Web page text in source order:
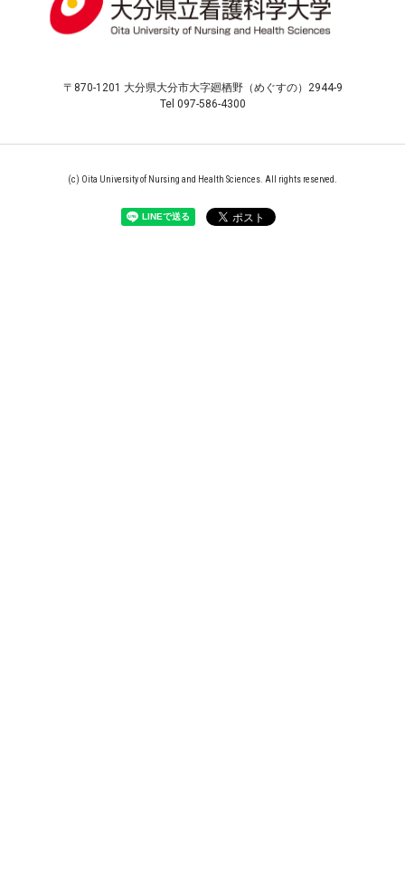
〒870-1201 大分県大分市大字廻栖野（めぐすの）2944-9
Tel 097-586-4300
(c) Oita University of Nursing and Health Sciences. All rights reserved.